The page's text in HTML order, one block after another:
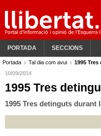
PORTADA SECCIONS
Portada Tal dia com avui
1995
10/09/2014
1995 Tres
1995 Tres detinguts durant